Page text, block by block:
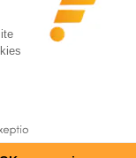
Liquide (500ml)
de lipides et un
de l’
de quatre mille ans